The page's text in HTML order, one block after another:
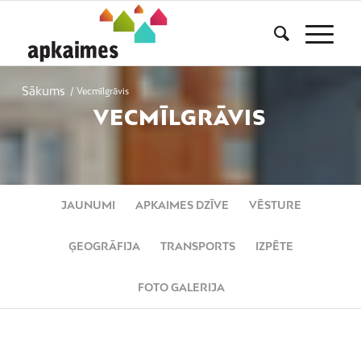
Sākums / Vecmīlgrāvis
VECMĪLGRĀVIS
JAUNUMI APKAIMES DZĪVE VĒSTURE
ĢEOGRĀFIJA TRANSPORTS IZPĒTE
FOTO GALERIJA